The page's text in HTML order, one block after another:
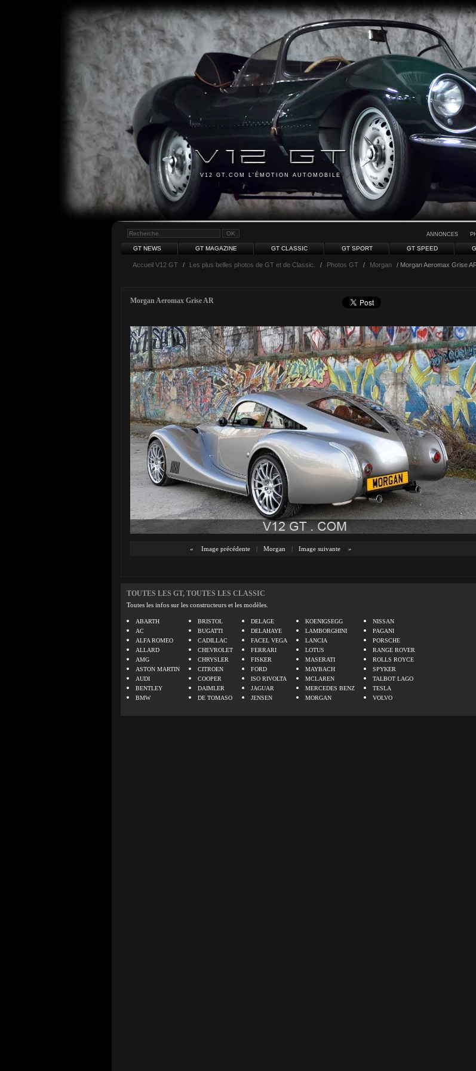
V12 GT.COM L'ÉMOTION AUTOMOBILE
ANNONCES
GT NEWS GT MAGAZINE GT CLASSIC GT SPORT GT SPEED
Accueil V12 GT / Les plus belles photos de GT et de Classic. / Photos GT / Morgan / Morgan Aeromax Grise
Morgan Aeromax Grise AR
« Image précédente | Morgan | Image suivante »
TOUTES LES GT, TOUTES LES CLASSIC
Toutes les infos sur les constructeurs et les modèles.
ABARTH
AC
ALFA ROMEO
ALLARD
AMG
ASTON MARTIN
AUDI
BENTLEY
BMW
BRISTOL
BUGATTI
CADILLAC
CHEVROLET
CHRYSLER
CITROEN
COOPER
DAIMLER
DE TOMASO
DELAGE
DELAHAYE
FACEL VEGA
FERRARI
FISKER
FORD
ISO RIVOLTA
JAGUAR
JENSEN
KOENIGSEGG
LAMBORGHINI
LANCIA
LOTUS
MASERATI
MAYBACH
MCLAREN
MERCEDES BENZ
MORGAN
NISSAN
PAGANI
PORSCHE
RANGE ROVER
ROLLS ROYCE
SPYKER
TALBOT LAGO
TESLA
VOLVO